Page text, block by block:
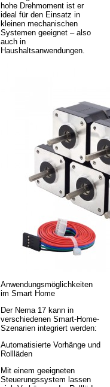
hohe Drehmoment ist er
ideal für den Einsatz in
kleinen mechanischen
Systemen geeignet – also
auch in
Haushaltsanwendungen.
Anwendungsmöglichkeiten
im Smart Home
Der Nema 17 kann in
verschiedenen Smart-Home-
Szenarien integriert werden:
Automatisierte Vorhänge und
Rollläden
Mit einem geeigneten
Steuerungssystem lassen